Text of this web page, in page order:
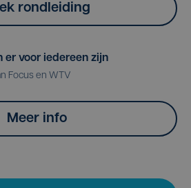
rondleiding
er voor iedereen zijn
Focus en WTV
Meer info